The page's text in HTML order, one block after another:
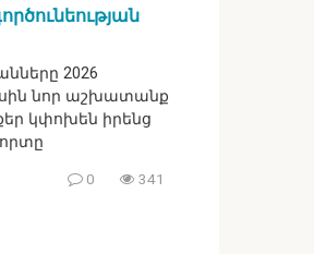
2026
նոր աշխատանք
կփոխեն իրենց
0 341